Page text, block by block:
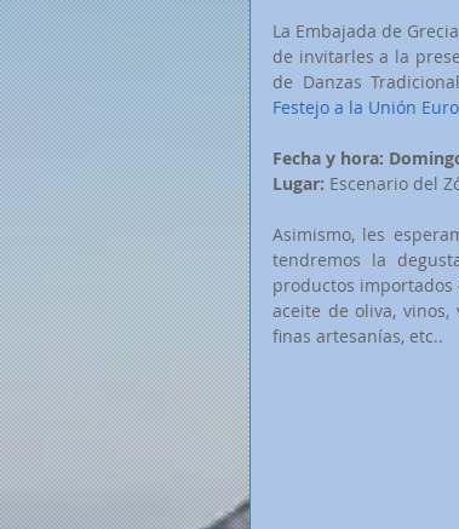
La Embajada de
de invitarles a la
Festejo a la Unión
Fecha y hora:
Lugar: Escenario del
Asimismo, les
tendremos la
productos
aceite de oliva, vinos,
finas artesanías, etc..